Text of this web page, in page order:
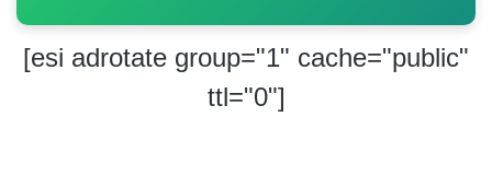
[esi adrotate group="1" cache="public"
ttl="0"]